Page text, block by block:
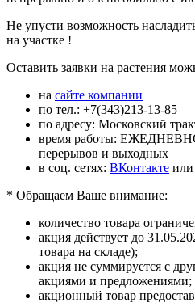
Не упусти возможность
на участке !
Оставить заявки на растения
на сайте компании
по тел.: +7(343)213-13-85
по адресу: Московский
время работы: ЕЖЕДНЕВНО
перерывов и выходных
в соц. сетях: ВКонтакте или
* Обращаем Ваше внимание:
количество товара
акция действует до
товара на складе);
акция не суммируется с
акциями и предложениями;
акционный товар